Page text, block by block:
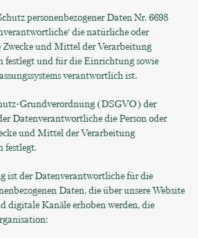
personenbezogener Daten Nr. 6698
die natürliche oder
Zwecke und Mittel der Verarbeitung
festlegt und für die Einrichtung sowie
verantwortlich ist.
Grundverordnung (DSGVO) der
Datenverantwortliche die Person oder
und Mittel der Verarbeitung
festlegt.
ist der Datenverantwortliche für die
Daten, die über unsere Website
digitale Kanäle erhoben werden, die